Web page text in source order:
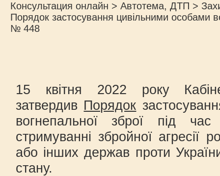
Консультация онлайн > Автотема, ДТП >
Порядок застосування цивільними особами
№ 448
15 квітня 2022 року
затвердив Порядок
вогнепальної зброї під
стримуванні збройної агресії
або інших держав проти
стану.